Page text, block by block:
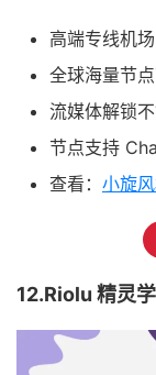
高端专线机场
全球海量节
流媒体解锁
节点支持
查看： 小旋
12.Riolu 精灵